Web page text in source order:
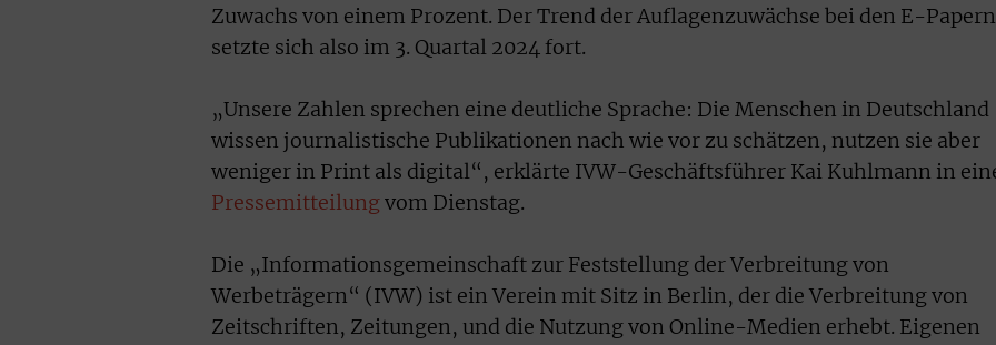
Zuwachs von einem Prozent. Der Trend der Auflagenzuwächse bei den E-Papern
setzte sich also im 3. Quartal 2024 fort.
„Unsere Zahlen sprechen eine deutliche Sprache: Die Menschen in Deutschland
wissen journalistische Publikationen nach wie vor zu schätzen, nutzen sie aber
weniger in Print als digital“, erklärte IVW-Geschäftsführer Kai Kuhlmann in
Pressemitteilungvom Dienstag.
Die „Informationsgemeinschaft zur Feststellung der Verbreitung von
Werbeträgern“ (IVW) ist ein Verein mit Sitz in Berlin, der die Verbreitung von
Zeitschriften, Zeitungen, und die Nutzung von Online-Medien erhebt. Eigenen